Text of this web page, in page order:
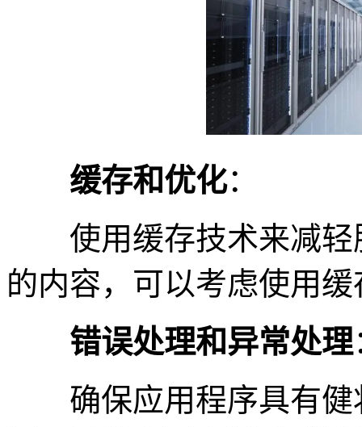
缓存和优化：
使用缓存技术来减轻
的内容，可以考虑使用
错误处理和异常处理
确保应用程序具有健